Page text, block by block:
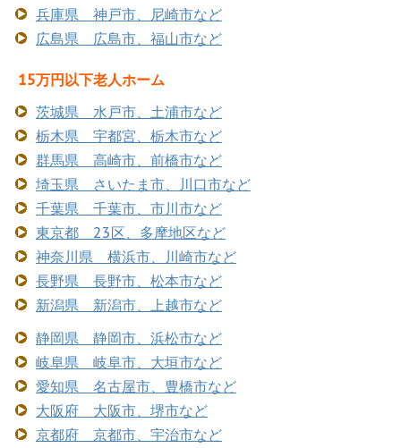
兵庫県 神戸市、尼崎市など
広島県 広島市、福山市など
15万円以下老人ホーム
茨城県 水戸市、土浦市など
栃木県 宇都宮、栃木市など
群馬県 高崎市、前橋市など
埼玉県 さいたま市、川口市など
千葉県 千葉市、市川市など
東京都 23区、多摩地区など
神奈川県 横浜市、川崎市など
長野県 長野市、松本市など
新潟県 新潟市、上越市など
静岡県 静岡市、浜松市など
岐阜県 岐阜市、大垣市など
愛知県 名古屋市、豊橋市など
大阪府 大阪市、堺市など
京都府 京都市、宇治市など